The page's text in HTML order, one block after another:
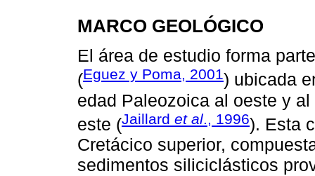
MARCO GEOLÓGICO
El área de estudio forma
(Eguez y Poma, 2001) ubicada
edad Paleozoica al oeste y
este (Jaillard et al., 1996). Esta
Cretácico superior,
sedimentos siliciclásticos